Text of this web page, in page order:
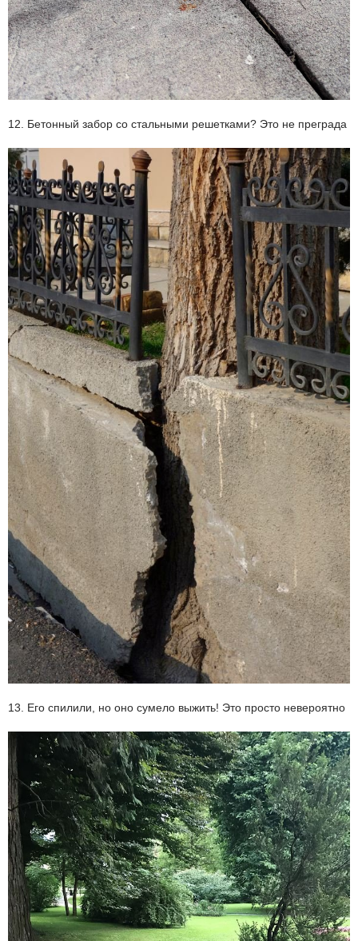
12. Бетонный забор со стальными решетками? Это не преграда
13. Его спилили, но оно сумело выжить! Это просто невероятно